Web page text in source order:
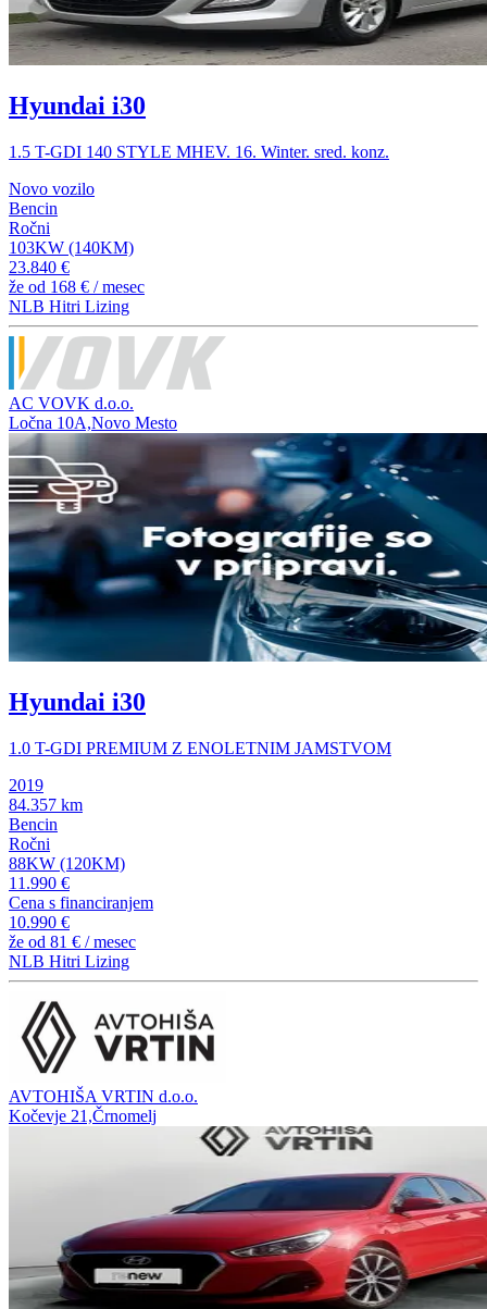
Hyundai i30
1.5 T-GDI 140 STYLE MHEV. 16. Winter. sred. konz.
Novo vozilo
Bencin
Ročni
103KW (140KM)
23.840 €
že od 168 € / mesec
NLB Hitri Lizing
AC VOVK d.o.o.
Ločna 10A,Novo Mesto
Hyundai i30
1.0 T-GDI PREMIUM Z ENOLETNIM JAMSTVOM
2019
84.357 km
Bencin
Ročni
88KW (120KM)
11.990 €
Cena s financiranjem
10.990 €
že od 81 € / mesec
NLB Hitri Lizing
AVTOHIŠA VRTIN d.o.o.
Kočevje 21,Črnomelj